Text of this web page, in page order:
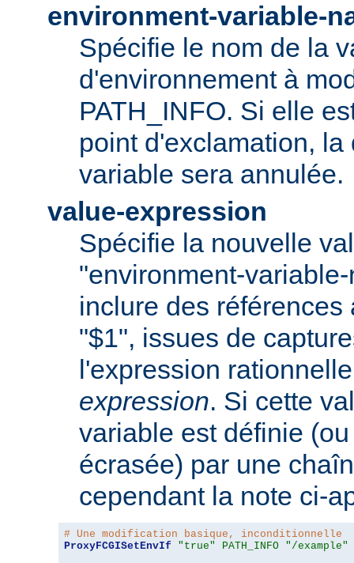
environment-variable-
Spécifie le nom de la
d'environnement à
PATH_INFO. Si elle
point d'exclamation,
variable sera annulée.
value-expression
Spécifie la nouvelle
"environment-
inclure des références
"$1", issues de
l'expression
expression. Si cette
variable est définie
écrasée) par une
cependant la note ci-
# Une modification basique, inconditionnelle
ProxyFCGISetEnvIf
"true" PATH_INFO "/example"